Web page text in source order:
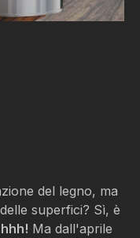
del legno, ma
superfici? Sì, è
Ma dall'aprile